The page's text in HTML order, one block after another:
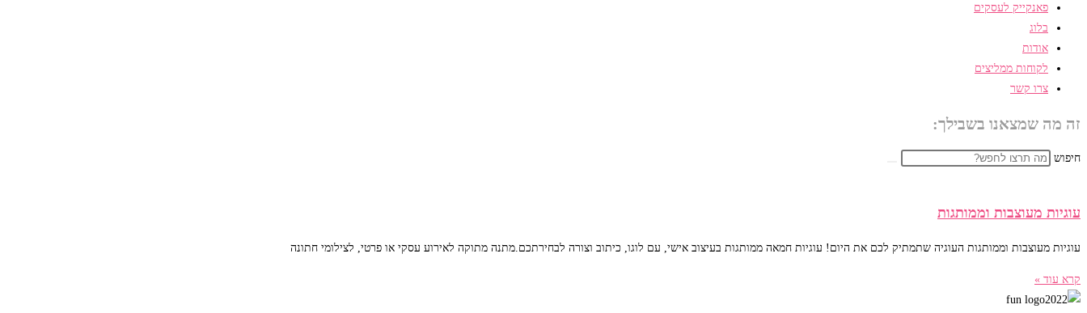
פאנקייק לעסקים
בלוג
אודות
לקוחות ממליצים
צרו קשר
זה מה שמצאנו בשבילך:
חיפוש
עוגיות מעוצבות וממותגות
עוגיות מעוצבות וממותגות העוגיה שתמתיק לכם את היום! עוגיות חמאה ממותגות בעיצוב אישי, עם לוגו, כיתוב וצורה לבחירתכם.מתנה מתוקה לאירוע עסקי או פרטי, לצילומי חתונה
קרא עוד »